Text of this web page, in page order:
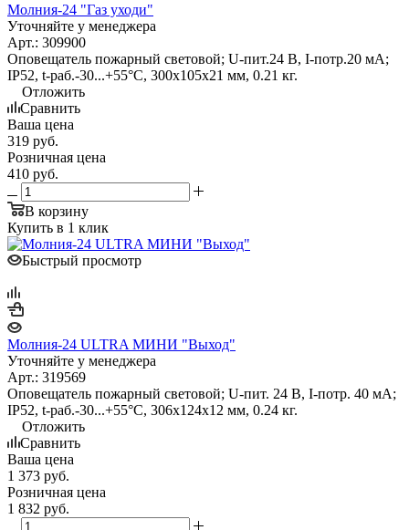
Молния-24 "Газ уходи"
Уточняйте у менеджера
Арт.: 309900
Оповещатель пожарный световой; U-пит.24 В, I-потр.20 мА;
IP52, t-раб.-30...+55°С, 300х105х21 мм, 0.21 кг.
Отложить
Сравнить
Ваша цена
319 руб.
Розничная цена
410 руб.
В корзину
Купить в 1 клик
Быстрый просмотр
Молния-24 ULTRA МИНИ "Выход"
Уточняйте у менеджера
Арт.: 319569
Оповещатель пожарный световой; U-пит. 24 В, I-потр. 40 мА;
IP52, t-раб.-30...+55°С, 306х124х12 мм, 0.24 кг.
Отложить
Сравнить
Ваша цена
1 373 руб.
Розничная цена
1 832 руб.